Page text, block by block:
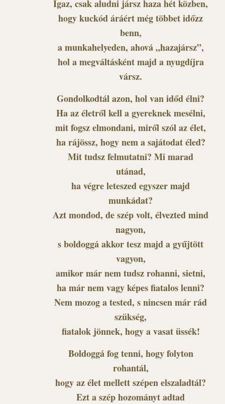
Igaz, csak aludni jársz haza hét közben,
hogy kuckód áráért még többet időzz
benn,
a munkahelyeden, ahová „hazajársz”,
hol a megváltásként majd a nyugdíjra
vársz.
Gondolkodtál azon, hol van időd élni?
Ha az életről kell a gyereknek mesélni,
mit fogsz elmondani, miről szól az élet,
ha rájössz, hogy nem a sajátodat éled?
Mit tudsz felmutatni? Mi marad
utánad,
ha végre leteszed egyszer majd
munkádat?
Azt mondod, de szép volt, élvezted mind
nagyon,
s boldoggá akkor tesz majd a gyűjtött
vagyon,
amikor már nem tudsz rohanni, sietni,
ha már nem vagy képes fiatalos lenni?
Nem mozog a tested, s nincsen már rád
szükség,
fiatalok jönnek, hogy a vasat üssék!
Boldoggá fog tenni, hogy folyton
rohantál,
hogy az élet mellett szépen elszaladtál?
Ezt a szép hozományt adtad